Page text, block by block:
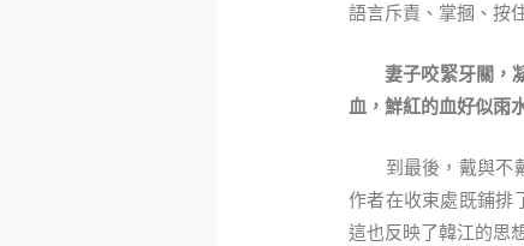
語言斥責、掌摑、按
妻子咬緊牙關，
血，鮮紅的血好似雨
到最後，戴與不戴
作者在收束處既鋪排
這也反映了韓江的思